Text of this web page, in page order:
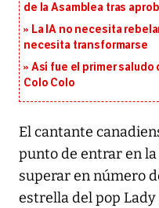
de la Asamblea tras
La IA no necesita
necesita transformarse
Así fue el primer saludo
Colo Colo
El cantante
punto de entrar en
superar en número
estrella del pop Lady